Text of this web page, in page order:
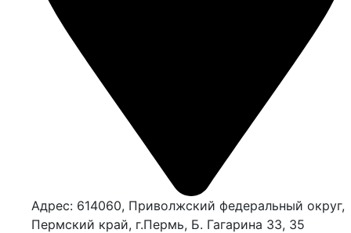
Адрес: 614060, Приволжский федеральный округ,
Пермский край, г.Пермь, Б. Гагарина 33, 35